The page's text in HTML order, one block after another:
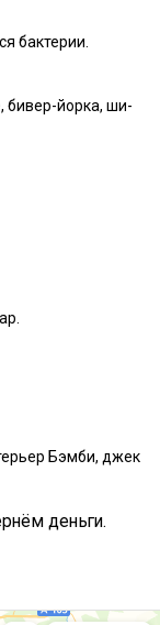
бактерии.
бивер-йорка, ши-
Бэмби, джек
деньги.